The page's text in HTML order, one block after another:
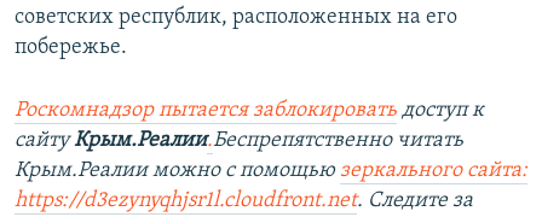
советских республик, расположенных на его
побережье.
Роскомнадзор пытается заблокировать доступ к
сайтуКрым.Реалии.Беспрепятственно читать
Крым.Реалии можно с помощью зеркального сайта:
https://d3ezynyqhjsr1l.cloudfront.net. Следите за